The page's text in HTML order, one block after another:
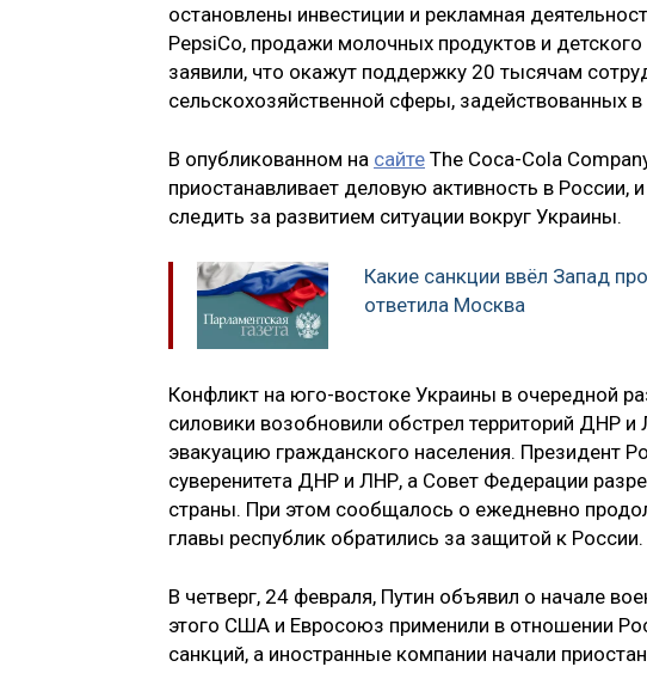
остановлены инвестиции и рекламная
PepsiCo, продажи молочных продуктов и
заявили, что окажут поддержку 20 тысячам
сельскохозяйственной сферы, задействованных в
В опубликованном на сайте The Coca-Cola
приостанавливает деловую активность в России,
следить за развитием ситуации вокруг Украины.
Какие санкции ввёл Запад
ответила Москва
Конфликт на юго-востоке Украины в очередной
силовики возобновили обстрел территорий ДНР
эвакуацию гражданского населения. Президент
суверенитета ДНР и ЛНР, а Совет Федерации
страны. При этом сообщалось о ежедневно
главы республик обратились за защитой к России.
В четверг, 24 февраля, Путин объявил о начале
этого США и Евросоюз применили в отношении
санкций, а иностранные компании начали